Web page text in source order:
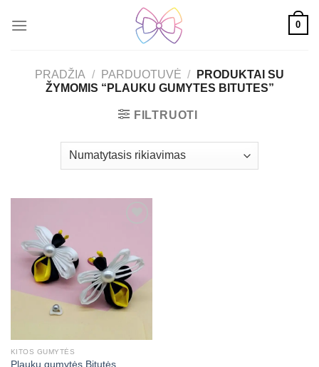
0
PRADŽIA / PARDUOTUVĖ /
PRODUKTAI SU
ŽYMOMIS “PLAUKU GUMYTES BITUTES”
FILTRUOTI
KITOS GUMYTĖS
Plaukų gumytės Bitutės